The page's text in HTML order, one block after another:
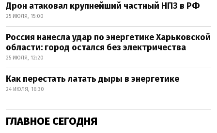
Дрон атаковал крупнейший частный НПЗ в РФ
25 ИЮЛЯ, 15:00
Россия нанесла удар по энергетике Харьковской
области: город остался без электричества
25 ИЮЛЯ, 12:20
Как перестать латать дыры в энергетике
24 ИЮЛЯ, 16:30
ГЛАВНОЕ СЕГОДНЯ